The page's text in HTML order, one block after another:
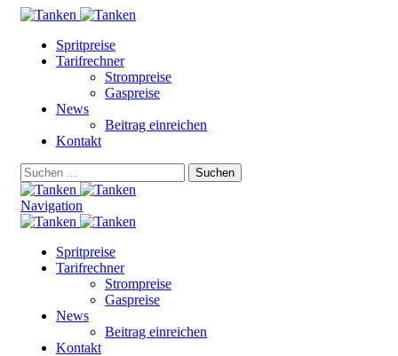
Spritpreise
Tarifrechner
Strompreise
Gaspreise
News
Beitrag einreichen
Kontakt
Suchen
Navigation
Spritpreise
Tarifrechner
Strompreise
Gaspreise
News
Beitrag einreichen
Kontakt